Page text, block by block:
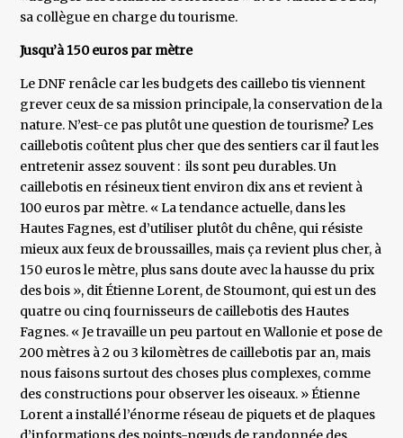
sa collègue en charge du tourisme.
Jusqu’à 150 euros par mètre
Le DNF renâcle car les budgets des caillebo tis viennent
grever ceux de sa mission principale, la conservation de la
nature. N’est-ce pas plutôt une question de tourisme? Les
caillebotis coûtent plus cher que des sentiers car il faut les
entretenir assez souvent : ils sont peu durables. Un
caillebotis en résineux tient environ dix ans et revient à
100 euros par mètre. « La tendance actuelle, dans les
Hautes Fagnes, est d’utiliser plutôt du chêne, qui résiste
mieux aux feux de broussailles, mais ça revient plus cher, à
150 euros le mètre, plus sans doute avec la hausse du prix
des bois », dit Étienne Lorent, de Stoumont, qui est un des
quatre ou cinq fournisseurs de caillebotis des Hautes
Fagnes. « Je travaille un peu partout en Wallonie et pose de
200 mètres à 2 ou 3 kilomètres de caillebotis par an, mais
nous faisons surtout des choses plus complexes, comme
des constructions pour observer les oiseaux. » Étienne
Lorent a installé l’énorme réseau de piquets et de plaques